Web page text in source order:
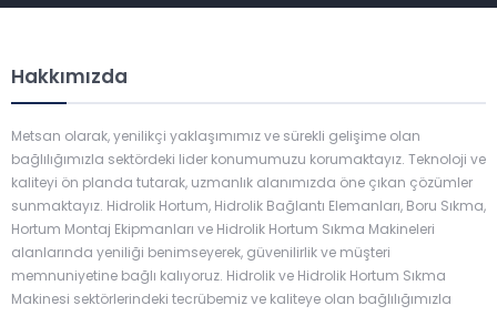
Hakkımızda
Metsan olarak, yenilikçi yaklaşımımız ve sürekli gelişime olan
bağlılığımızla sektördeki lider konumumuzu korumaktayız. Teknoloji ve
kaliteyi ön planda tutarak, uzmanlık alanımızda öne çıkan çözümler
sunmaktayız. Hidrolik Hortum, Hidrolik Bağlantı Elemanları, Boru Sıkma,
Hortum Montaj Ekipmanları ve Hidrolik Hortum Sıkma Makineleri
alanlarında yeniliği benimseyerek, güvenilirlik ve müşteri
memnuniyetine bağlı kalıyoruz. Hidrolik ve Hidrolik Hortum Sıkma
Makinesi sektörlerindeki tecrübemiz ve kaliteye olan bağlılığımızla